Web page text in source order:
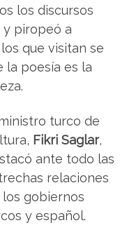
los discursos
y piropeó a
que visitan se
la poesía es la
turco de
Fikri Saglar,
ante todo las
relaciones
los gobiernos
y español.